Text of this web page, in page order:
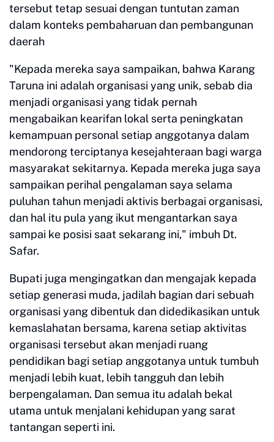
tersebut tetap sesuai dengan tuntutan zaman
dalam konteks pembaharuan dan pembangunan
daerah
"Kepada mereka saya sampaikan, bahwa Karang
Taruna ini adalah organisasi yang unik, sebab dia
menjadi organisasi yang tidak pernah
mengabaikan kearifan lokal serta peningkatan
kemampuan personal setiap anggotanya dalam
mendorong terciptanya kesejahteraan bagi warga
masyarakat sekitarnya. Kepada mereka juga saya
sampaikan perihal pengalaman saya selama
puluhan tahun menjadi aktivis berbagai organisasi,
dan hal itu pula yang ikut mengantarkan saya
sampai ke posisi saat sekarang ini," imbuh Dt.
Safar.
Bupati juga mengingatkan dan mengajak kepada
setiap generasi muda, jadilah bagian dari sebuah
organisasi yang dibentuk dan didedikasikan untuk
kemaslahatan bersama, karena setiap aktivitas
organisasi tersebut akan menjadi ruang
pendidikan bagi setiap anggotanya untuk tumbuh
menjadi lebih kuat, lebih tangguh dan lebih
berpengalaman. Dan semua itu adalah bekal
utama untuk menjalani kehidupan yang sarat
tantangan seperti ini.